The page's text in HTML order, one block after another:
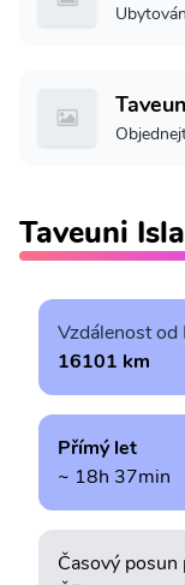
Taveuni
Vzdálenost od
16101 km
Přímý let
~ 18h 37min
Časový posun